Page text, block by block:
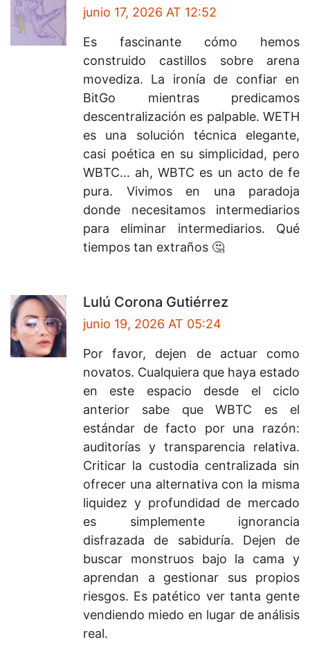
junio 17, 2026 AT 12:52
Es fascinante cómo hemos
construido castillos sobre arena
movediza. La ironía de confiar en
BitGo mientras predicamos
descentralización es palpable. WETH
es una solución técnica elegante,
casi poética en su simplicidad, pero
WBTC... ah, WBTC es un acto de fe
pura. Vivimos en una paradoja
donde necesitamos intermediarios
para eliminar intermediarios. Qué
tiempos tan extraños 🤔
Lulú Corona Gutiérrez
junio 19, 2026 AT 05:24
Por favor, dejen de actuar como
novatos. Cualquiera que haya estado
en este espacio desde el ciclo
anterior sabe que WBTC es el
estándar de facto por una razón:
auditorías y transparencia relativa.
Criticar la custodia centralizada sin
ofrecer una alternativa con la misma
liquidez y profundidad de mercado
es simplemente ignorancia
disfrazada de sabiduría. Dejen de
buscar monstruos bajo la cama y
aprendan a gestionar sus propios
riesgos. Es patético ver tanta gente
vendiendo miedo en lugar de análisis
real.